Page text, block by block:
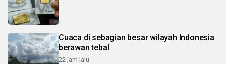
Cuaca di sebagian besar wilayah Indonesia
berawan tebal
22 jam lalu